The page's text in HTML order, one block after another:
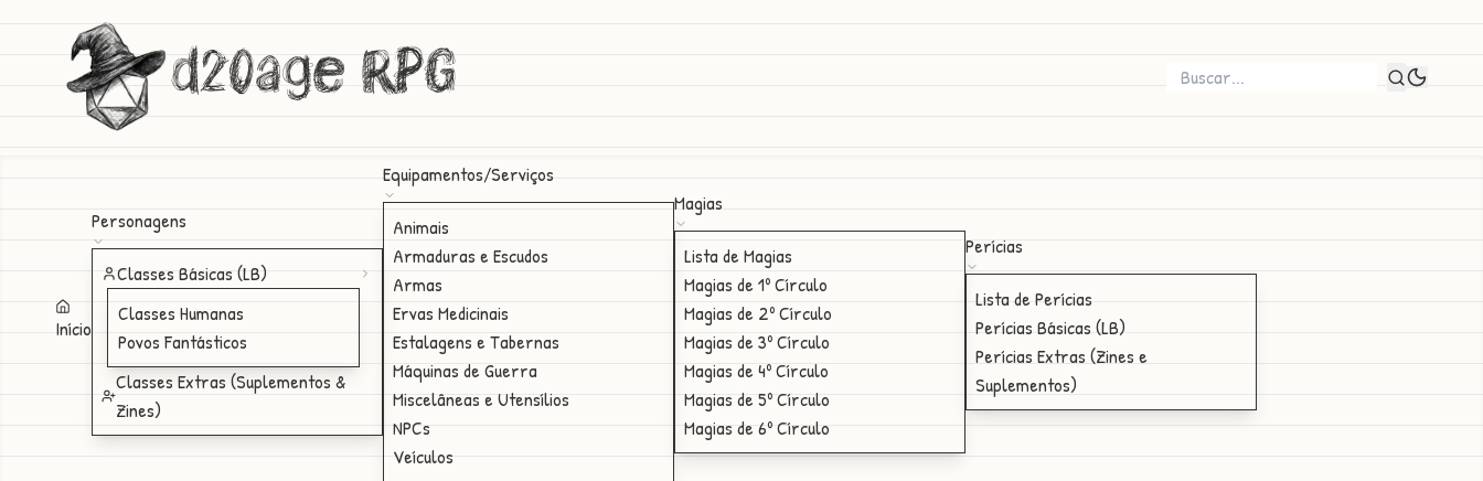
d20age RPG
Início
Personagens
Classes Básicas (LB)
Classes Humanas
Povos Fantásticos
Classes Extras (Suplementos &
Zines)
Equipamentos/Serviços
Animais
Armaduras e Escudos
Armas
Ervas Medicinais
Estalagens e Tabernas
Máquinas de Guerra
Miscelâneas e Utensílios
NPCs
Veículos
Magias
Lista de Magias
Magias de 1º Círculo
Magias de 2º Círculo
Magias de 3º Círculo
Magias de 4º Círculo
Magias de 5º Círculo
Magias de 6º Círculo
Perícias
Lista de Perícias
Perícias Básicas (LB)
Perícias Extras (Zines e
Suplementos)